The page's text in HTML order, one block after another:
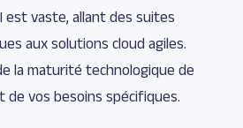
est vaste, allant des suites
aux solutions cloud agiles.
la maturité technologique de
vos besoins spécifiques.